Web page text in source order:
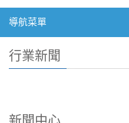
導航菜單
行業新聞